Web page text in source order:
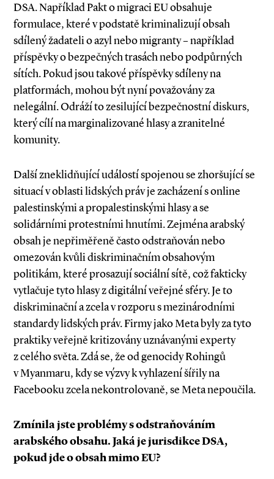
DSA. Například Pakt o migraci EU obsahuje
formulace, které v podstatě kriminalizují obsah
sdílený žadateli o azyl nebo migranty – například
příspěvky o bezpečných trasách nebo podpůrných
sítích. Pokud jsou takové příspěvky sdíleny na
platformách, mohou být nyní považovány za
nelegální. Odráží to zesilující bezpečnostní diskurs,
který cílí na marginalizované hlasy a zranitelné
komunity.
Další zneklidňující událostí spojenou se zhoršující se
situací v oblasti lidských práv je zacházení s online
palestinskými a propalestinskými hlasy a se
solidárními protestními hnutími. Zejména arabský
obsah je nepřiměřeně často odstraňován nebo
omezován kvůli diskriminačním obsahovým
politikám, které prosazují sociální sítě, což fakticky
vytlačuje tyto hlasy z digitální veřejné sféry. Je to
diskriminační a zcela v rozporu s mezinárodními
standardy lidských práv. Firmy jako Meta byly za tyto
praktiky veřejně kritizovány uznávanými experty
z celého světa. Zdá se, že od genocidy Rohingů
v Myanmaru, kdy se výzvy k vyhlazení šířily na
Facebooku zcela nekontrolovaně, se Meta nepoučila.
Zmínila jste problémy s odstraňováním
arabského obsahu. Jaká je jurisdikce DSA,
pokud jde o obsah mimo EU?